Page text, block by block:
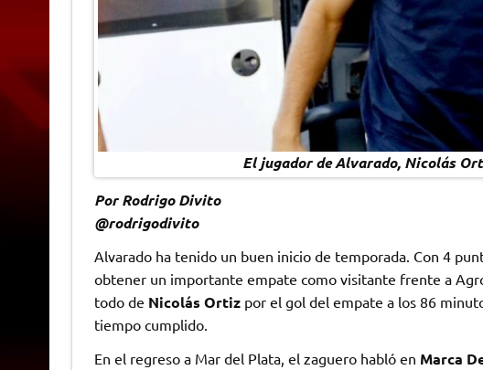
El jugador de Alvarado, Nicolás
Por Rodrigo Divito
@rodrigodivito
Alvarado ha tenido un buen inicio de temporada. Con 4
obtener un importante empate como visitante frente a
todo de Nicolás Ortizpor el gol del empate a los 86
tiempo cumplido.
En el regreso a Mar del Plata, el zaguero habló en Marca